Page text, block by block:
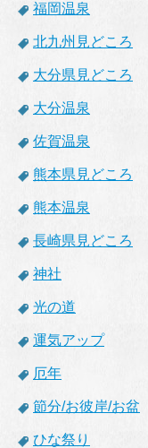
福岡温泉
北九州見どころ
大分県見どころ
大分温泉
佐賀温泉
熊本県見どころ
熊本温泉
長崎県見どころ
神社
光の道
運気アップ
厄年
節分/お彼岸/お盆
ひな祭り